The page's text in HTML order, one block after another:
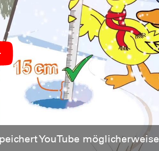
YouTube möglicherweise